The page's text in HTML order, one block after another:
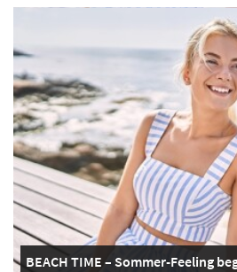
BEACH TIME – Sommer-Feeling